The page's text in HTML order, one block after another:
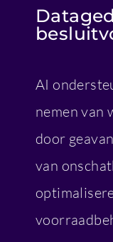
AI
nemen van
door
van